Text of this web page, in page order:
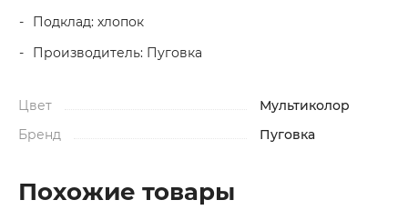
Подклад: хлопок
Производитель: Пуговка
Цвет
Мультиколор
Бренд
Пуговка
Похожие товары